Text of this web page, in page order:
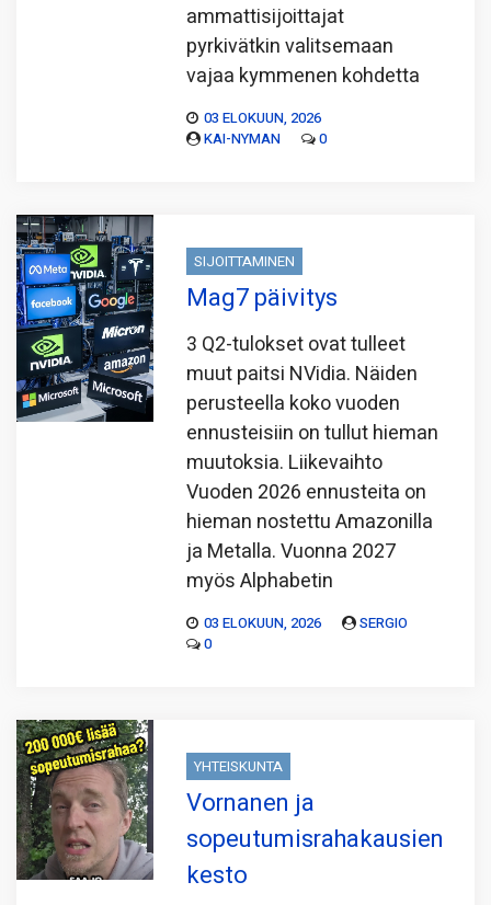
ammattisijoittajat
pyrkivätkin valitsemaan
vajaa kymmenen kohdetta
03 ELOKUUN, 2026
KAI-NYMAN
0
SIJOITTAMINEN
Mag7 päivitys
3 Q2-tulokset ovat tulleet
muut paitsi NVidia. Näiden
perusteella koko vuoden
ennusteisiin on tullut hieman
muutoksia. Liikevaihto
Vuoden 2026 ennusteita on
hieman nostettu Amazonilla
ja Metalla. Vuonna 2027
myös Alphabetin
03 ELOKUUN, 2026
SERGIO
0
YHTEISKUNTA
Vornanen ja
sopeutumisrahakausien
kesto